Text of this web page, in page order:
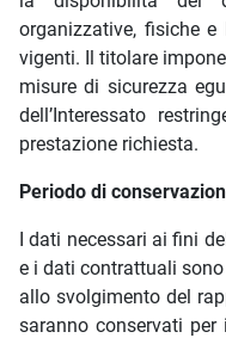
organizzative, fisiche
vigenti. Il titolare
misure di sicurezza
dell’Interessato
prestazione richiesta.
Periodo di
I dati necessari ai fini
e i dati contrattuali
allo svolgimento del
saranno conservati